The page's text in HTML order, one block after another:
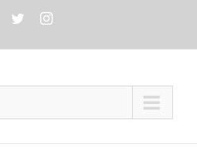
Facebook
TwitterInstagram